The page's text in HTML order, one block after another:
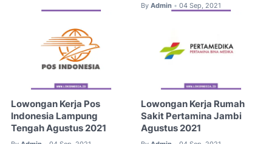
By Admin • 04 Sep, 2021
Lowongan Kerja Pos
Indonesia Lampung
Tengah Agustus 2021
Lowongan Kerja Rumah
Sakit Pertamina Jambi
Agustus 2021